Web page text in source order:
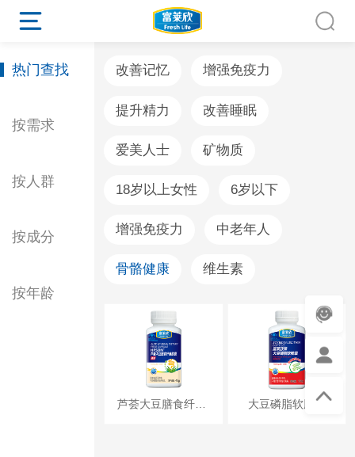
热门查找
按需求
按人群
按成分
按年龄
改善记忆 增强免疫力
提升精力 改善睡眠
爱美人士 矿物质
18岁以上女性 6岁以下
增强免疫力 中老年人
骨骼健康 维生素
芦荟大豆膳食纤维胶囊 大豆磷脂软胶囊